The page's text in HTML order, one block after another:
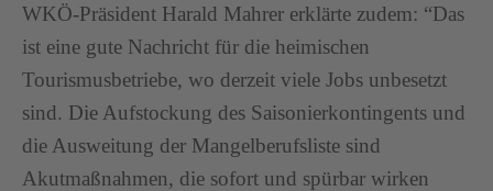
WKÖ-Präsident Harald Mahrer erklärte zudem: “Das
ist eine gute Nachricht für die heimischen
Tourismusbetriebe, wo derzeit viele Jobs unbesetzt
sind. Die Aufstockung des Saisonierkontingents und
die Ausweitung der Mangelberufsliste sind
Akutmaßnahmen, die sofort und spürbar wirken